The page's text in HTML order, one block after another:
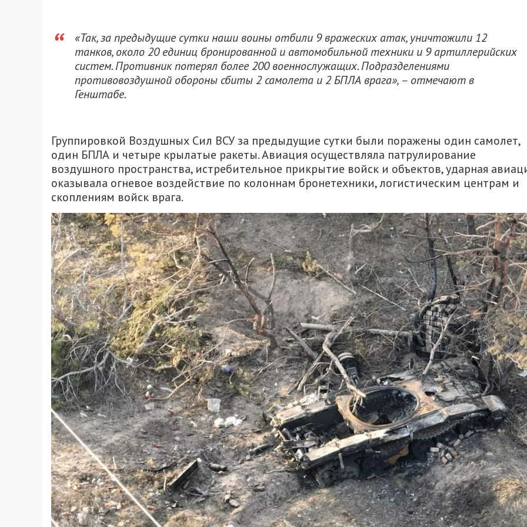
«Так, за предыдущие сутки наши воины отбили 9 вражеских атак, уничтожили 12
танков, около 20 единиц бронированной и автомобильной техники и 9 артиллерийских
систем. Противник потерял более 200 военнослужащих. Подразделениями
противовоздушной обороны сбиты 2 самолета и 2 БПЛА врага», – отмечают в
Генштабе.
Группировкой Воздушных Сил ВСУ за предыдущие сутки были поражены один самолет,
один БПЛА и четыре крылатые ракеты. Авиация осуществляла патрулирование
воздушного пространства, истребительное прикрытие войск и объектов, ударная
оказывала огневое воздействие по колоннам бронетехники, логистическим центрам и
скоплениям войск врага.